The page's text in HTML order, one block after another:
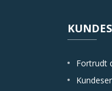
Fortrudt